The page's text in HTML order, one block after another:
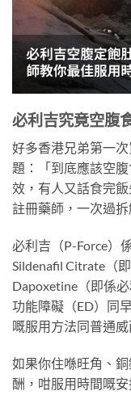
必利吉究竟空腹
好多香港兄弟第一
題：「到底應該空
效，有人又話食完
註冊藥師，一次過
必利吉（P-Force）
Sildenafil Citrate（
Dapoxetine（即係
功能障礙（ED）同
嘅服用方法同普通
如果你住喺旺角、
酬，咁服用時間嘅